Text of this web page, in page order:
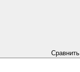
Сравнить